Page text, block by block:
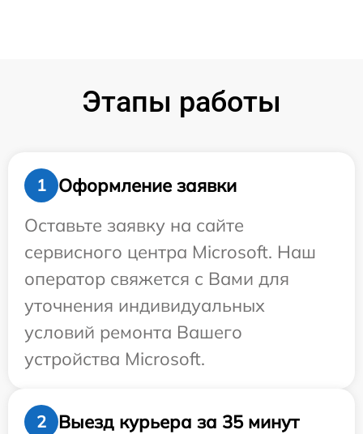
Этапы работы
1
Оформление заявки
Оставьте заявку на сайте
сервисного центра Microsoft. Наш
оператор свяжется с Вами для
уточнения индивидуальных
условий ремонта Вашего
устройства Microsoft.
2
Выезд курьера за 35 минут